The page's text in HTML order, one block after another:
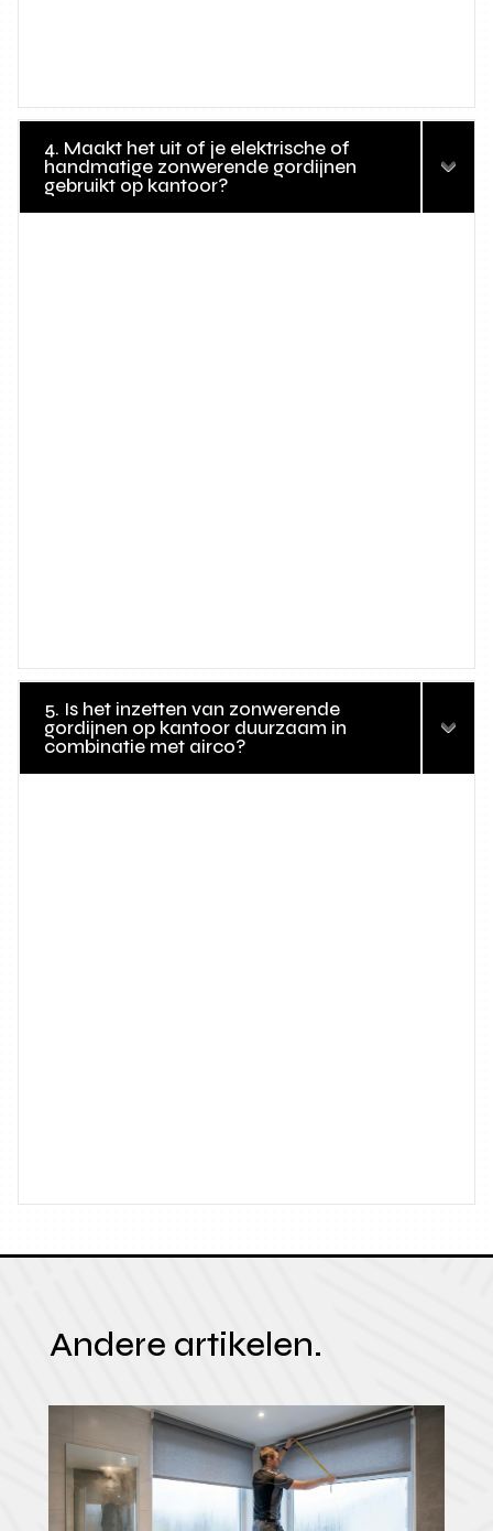
4. Maakt het uit of je elektrische of
handmatige zonwerende gordijnen
gebruikt op kantoor?
5. Is het inzetten van zonwerende
gordijnen op kantoor duurzaam in
combinatie met airco?
Andere artikelen.